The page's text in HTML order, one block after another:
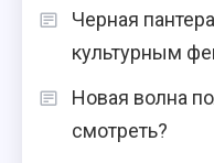
Черная
культурным
Новая волна
смотреть?